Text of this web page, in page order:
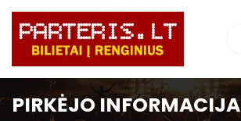
PIRKĖJO INFORMACIJA